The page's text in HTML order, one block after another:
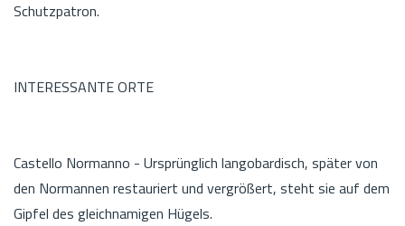
Schutzpatron.
INTERESSANTE ORTE
Castello Normanno - Ursprünglich langobardisch, später von
den Normannen restauriert und vergrößert, steht sie auf dem
Gipfel des gleichnamigen Hügels.